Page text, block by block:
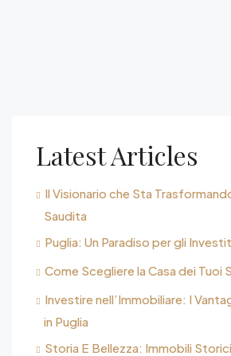
Latest Articles
Il Visionario che Sta
Saudita
Puglia: Un Paradiso per gli
Come Scegliere la Casa dei Tuoi
Investire nell’Immobiliare: I
in Puglia
Storia E Bellezza: Immobili